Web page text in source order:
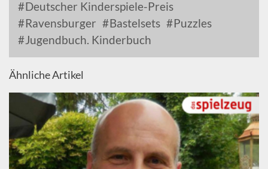
Deutscher Kinderspiele-Preis
Ravensburger
Bastelsets
Puzzles
Jugendbuch. Kinderbuch
Ähnliche Artikel